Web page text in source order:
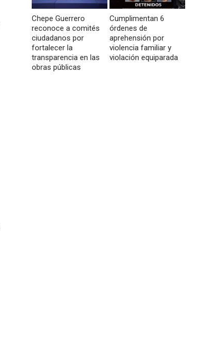
Chepe Guerrero
reconoce a comités
ciudadanos por
fortalecer la
transparencia en las
obras públicas
Cumplimentan 6
órdenes de
aprehensión por
violencia familiar y
violación equiparada